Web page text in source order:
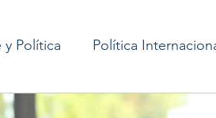
y Política Política
Futuro Opinión